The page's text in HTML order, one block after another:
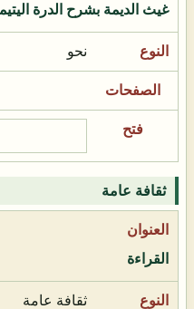
غيث الديمة بشرح الدرة
نحو
ثقافة عامة
القراءة
ثقافة عامة